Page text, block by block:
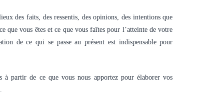
des faits, des ressentis, des opinions, des intentions que
que vous êtes et ce que vous faîtes pour l’atteinte de votre
de ce qui se passe au présent est indispensable pour
à partir de ce que vous nous apportez pour élaborer vos